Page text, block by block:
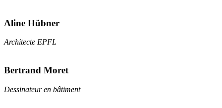
Aline Hübner
Architecte EPFL
Bertrand Moret
Dessinateur en bâtiment